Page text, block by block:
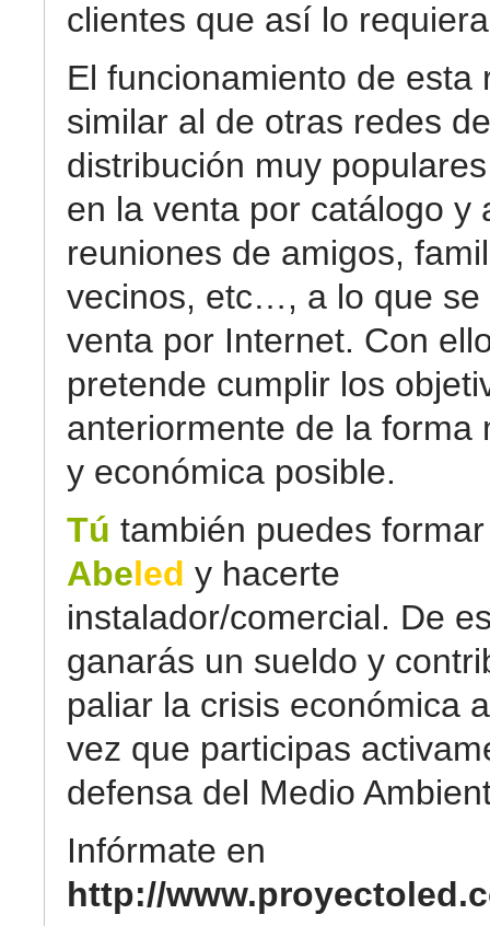
clientes que así lo
El funcionamiento de esta
similar al de otras redes de
distribución muy
en la venta por catálogo y
reuniones de amigos,
vecinos, etc…, a lo que se
venta por Internet. Con
pretende cumplir los
anteriormente de la forma
y económica posible.
Tú también puedes
Abeled y hacerte
instalador/comercial. De
ganarás un sueldo y
paliar la crisis económica
vez que participas
defensa del Medio
Infórmate en
http://